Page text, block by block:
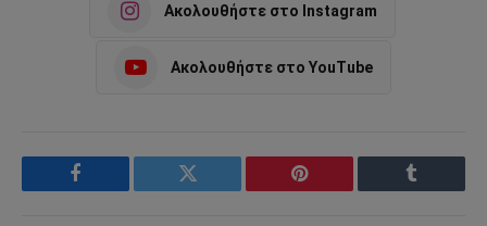
Ακολουθήστε στο Instagram
Ακολουθήστε στο YouTube
Facebook Twitter Pinterest Tumblr